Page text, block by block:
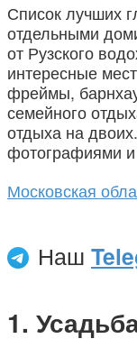
Список лучших
отдельными
от Рузского
интересные
фреймы,
семейного
отдыха на
фотографиями и
Московская
Наш